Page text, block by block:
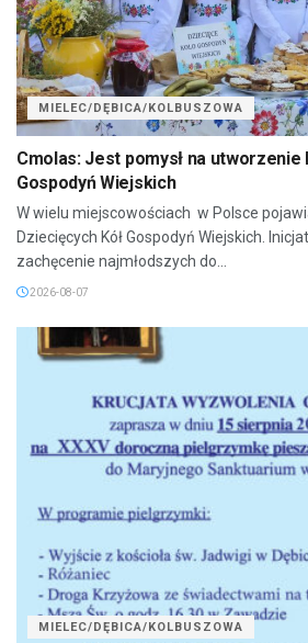
MIELEC/DĘBICA/KOLBUSZOWA
Cmolas: Jest pomysł na utworzenie
Gospodyń Wiejskich
W wielu miejscowościach w Polsce
Dziecięcych Kół Gospodyń Wiejskich.
zachęcenie najmłodszych do...
2026-08-07
MIELEC/DĘBICA/KOLBUSZOWA